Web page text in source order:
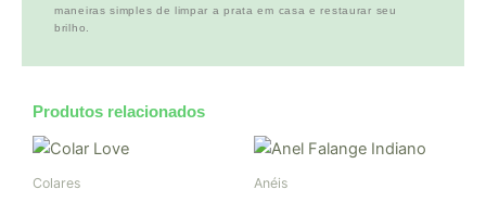
maneiras simples de limpar a prata em casa e restaurar seu
brilho.
Produtos relacionados
Colares Anéis